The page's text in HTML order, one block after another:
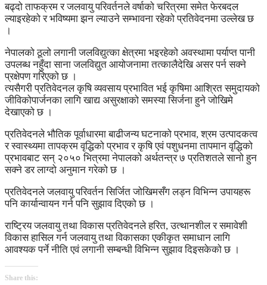
बढ्दो ताफक्रम र जलवायु परिवर्तनले वर्षाको चरित्रमा समेत फेरबदल
ल्याइरहेको र भविष्यमा झन ल्याउने सम्भावना रहेको प्रतिवेदनमा उल्लेख छ
।
नेपालको ठूलो लगानी जलविद्युत्का क्षेत्रमा भइरहेको अवस्थामा पर्याप्त पानी
उपलब्ध नहुँदा साना जलविद्युत आयोजनामा तत्कालैदेखि असर पर्न सक्ने
प्रक्षेपण गरिएको छ ।
त्यसैगरी प्रतिवेदनल कृषि व्यवसाय प्रभावित भई कृषिमा आश्रित समुदायको
जीविकोपार्जनका लागि खाद्य असुरक्षाको समस्या सिर्जना हुने जोखिमे
देखाएको छ ।
प्रतिवेदनले भौतिक पूर्वाधारमा बाढीजन्य घटनाको प्रभाव, श्रम उत्पादकत्व
र स्वास्थ्यमा तापक्रम वृद्धिको प्रभाव र कृषि एवं पशुधनमा तापमान वृद्धिको
प्रभावबाट सन् २०५० भित्रमा नेपालको अर्थतन्त्र ७ प्रतिशतले सानो हुन
सक्ने डर लाग्दो अनुमान गरेको छ ।
प्रतिवेदनले जलवायु परिवर्तन सिर्जित जोखिमसँग लड्न विभिन्न उपायहरू
पनि कार्यान्वायन गर्न पनि सुझाव दिएको छ ।
राष्ट्रिय जलवायु तथा विकास प्रतिवेदनले हरित, उत्थानशील र समावेशी
विकास हासिल गर्न जलवायु तथा विकासका एकीकृत समाधान लागि
आवश्यक पर्ने नीति एवं लगानी सम्बन्धी विभिन्न सुझाव दिइसकेको छ ।
Share this: